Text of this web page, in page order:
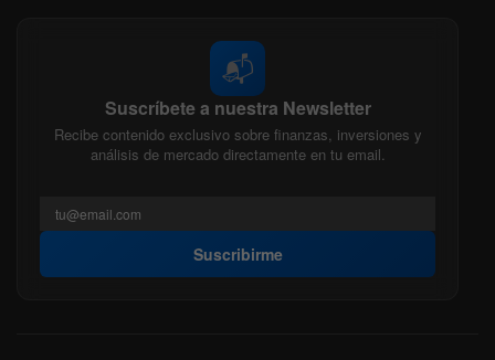
📬
Suscríbete a nuestra Newsletter
Recibe contenido exclusivo sobre finanzas, inversiones y
análisis de mercado directamente en tu email.
Suscribirme